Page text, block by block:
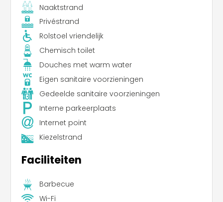
Naaktstrand
Privéstrand
Rolstoel vriendelijk
Chemisch toilet
Douches met warm water
Eigen sanitaire voorzieningen
Gedeelde sanitaire voorzieningen
Interne parkeerplaats
Internet point
Kiezelstrand
Faciliteiten
Barbecue
Wi-Fi